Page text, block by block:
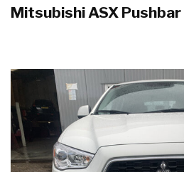
Mitsubishi ASX